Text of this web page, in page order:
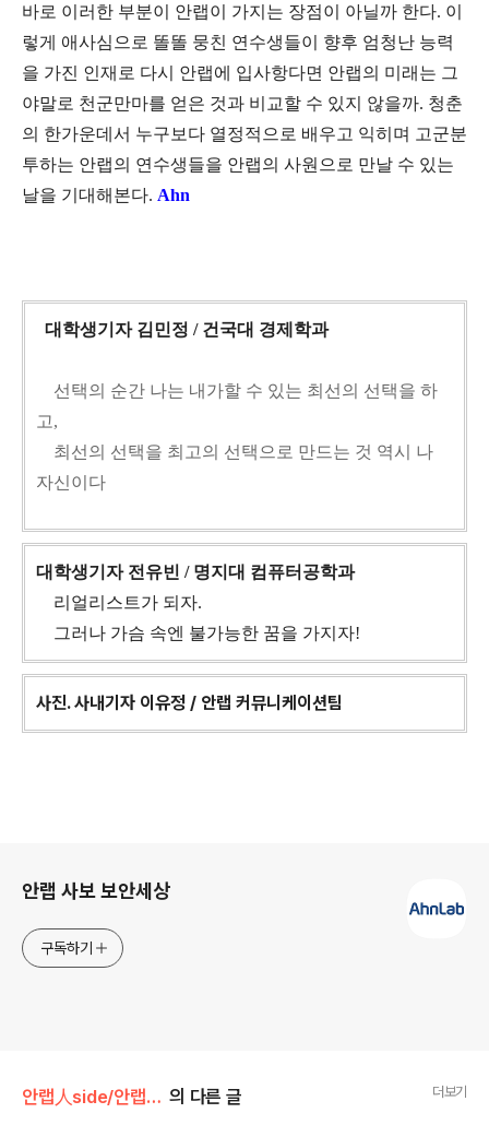
바로 이러한 부분이 안랩이 가지는 장점이 아닐까 한다. 이
렇게 애사심으로 똘똘 뭉친 연수생들이 향후 엄청난 능력
을 가진 인재로 다시 안랩에 입사항다면 안랩의 미래는 그
야말로 천군만마를 얻은 것과 비교할 수 있지 않을까. 청춘
의 한가운데서 누구보다 열정적으로 배우고 익히며 고군분
투하는 안랩의 연수생들을 안랩의 사원으로 만날 수 있는
날을 기대해본다. Ahn
대학생기자 김민정 / 건국대 경제학과
선택의 순간 나는 내가할 수 있는 최선의 선택을 하
고,
최선의 선택을 최고의 선택으로 만드는 것 역시 나
자신이다
대학생기자 전유빈 / 명지대 컴퓨터공학과
리얼리스트가 되자.
그러나 가슴 속엔 불가능한 꿈을 가지자!
사진. 사내기자 이유정 / 안랩 커뮤니케이션팀
안랩 사보 보안세상
구독하기
안랩人side/안랩!안랩인! 의 다른 글 더보기